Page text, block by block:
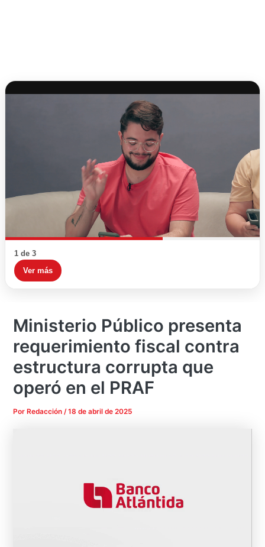
1 de 3
Ver más
Ministerio Público presenta
requerimiento fiscal contra
estructura corrupta que
operó en el PRAF
Por Redacción/18 de abril de 2025